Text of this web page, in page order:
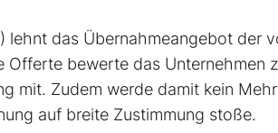
lehnt das Übernahmeangebot der
Offerte bewerte das Unternehmen
mit. Zudem werde damit kein
auf breite Zustimmung stoße.